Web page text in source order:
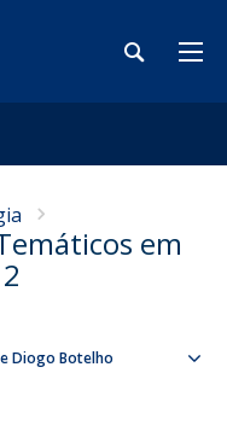
em
Diogo Botelho